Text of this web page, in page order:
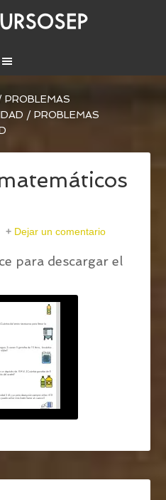
PROBLEMAS
/ PROBLEMAS
Dejar un comentario
para descargar el